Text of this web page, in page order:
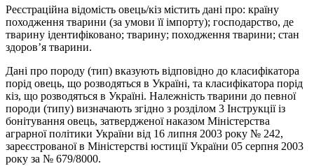
Реєстраційна відомість овець/кіз містить дані про: країну
походження тварини (за умови її імпорту); господарство, де
тварину ідентифіковано; тварину; походження тварини; стан
здоров’я тварини.
Дані про породу (тип) вказують відповідно до класифікатора
порід овець, що розводяться в Україні, та класифікатора порід
кіз, що розводяться в Україні. Належність тварини до певної
породи (типу) визначають згідно з розділом 3 Інструкції із
бонітування овець, затвердженої наказом Міністерства
аграрної політики України від 16 липня 2003 року № 242,
зареєстрованої в Міністерстві юстиції України 05 серпня 2003
року за № 679/8000.